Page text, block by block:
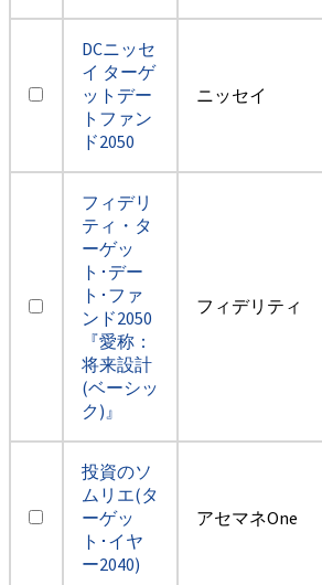
DCニッセ
イ ターゲ
ットデー
トファン
ド2050
ニッセイ
フィデリ
ティ・タ
ーゲッ
ト･デー
ト･ファ
ンド2050
『愛称：
将来設計
(ベーシッ
ク)』
フィデリティ
投資のソ
ムリエ(タ
ーゲッ
ト･イヤ
ー2040)
アセマネOne